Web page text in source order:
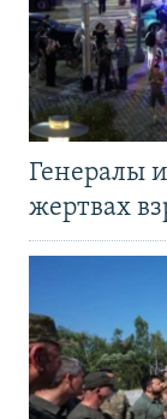
Генералы
жертвах